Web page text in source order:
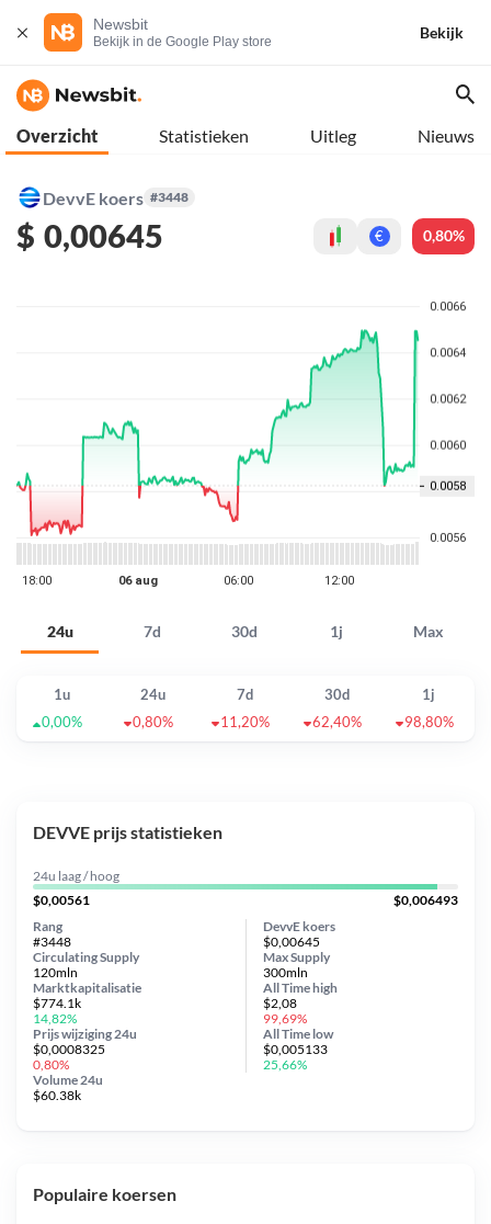
Newsbit
Bekijk in de Google Play store
Bekijk
Overzicht Statistieken Uitleg Nieuws
DevvE koers #3448
$ 0,00645 € 0,80%
24u 7d 30d 1j Max
1u 24u 7d 30d
1j
0,00%
0,80% 11,20% 62,40% 98,80%
DEVVE prijs statistieken
24u laag / hoog
$0,00561
$0,006493
DevvE koers
$0,00645
Circulating Supply
120mln
Prijs wijziging 24u
$0,0008325
0,80%
Max Supply
300mln
Marktkapitalisatie
$774.1k
14,82%
Volume 24u
$60.38k
Rang
#3448
All Timehigh
$2,08
99,69%
All Time low
$0,005133
25,66%
Populaire koersen